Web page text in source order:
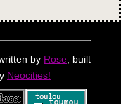
by Rose , built
Neocities!